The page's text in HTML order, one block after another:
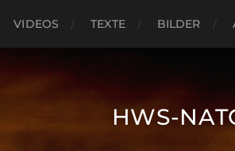
VIDEOS TEXTE BILDER
HWS-